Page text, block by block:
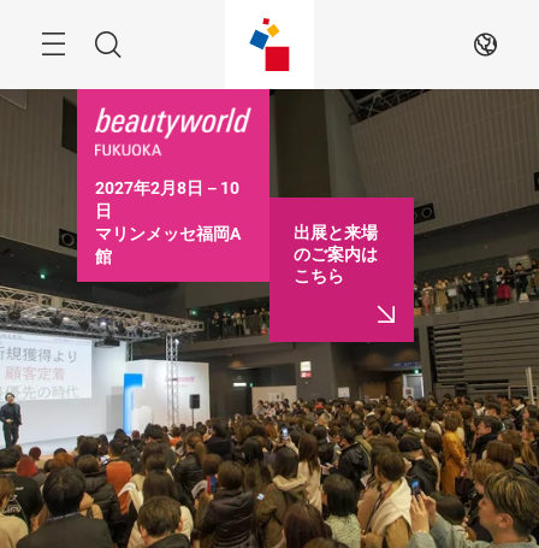
す
索
JA
2027年2月8日－10
日
マリンメッセ福岡A
館
10:00－17:00（最終
日は16:30まで）
出展と来場
のご案内は
こちら